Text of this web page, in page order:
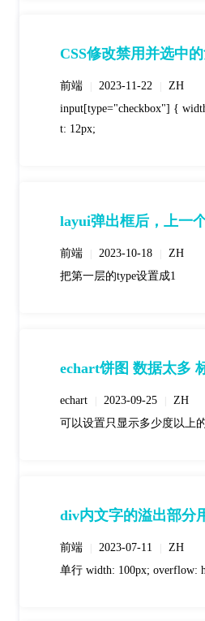
CSS修改禁用并选中
前端 2023-11-22
ZH
input[type="checkbox"] {
t: 12px;
layui弹出框后，上一
前端 2023-10-18
ZH
把第一层的type设置成1
echart饼图 数据太多
echart 2023-09-25
ZH
可以设置只显示多少度以上
div内文字的溢出部分
前端 2023-07-11
ZH
单行 width: 100px; overflow: